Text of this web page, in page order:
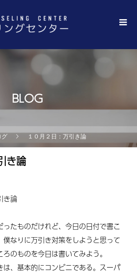
BLOG
グ １０月２日：万引き論
き論
き論
たものだけれど、今日の日付で書こ
僕なりに万引き対策をしようと思って
のものを今日は書いてみよう。
、基本的にコンビニである。スーパ